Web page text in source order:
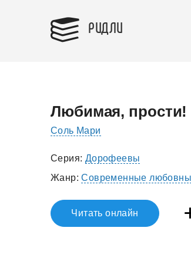
РИДЛИ
Любимая, прости!
Соль Мари
Серия: Дорофеевы
Жанр:Современные
Читать онлайн